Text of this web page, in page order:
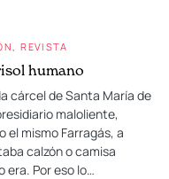
REVISTA
humano
cárcel de Santa María de
maloliente,
el mismo Farragás, a
calzón o camisa
era. Por eso lo…